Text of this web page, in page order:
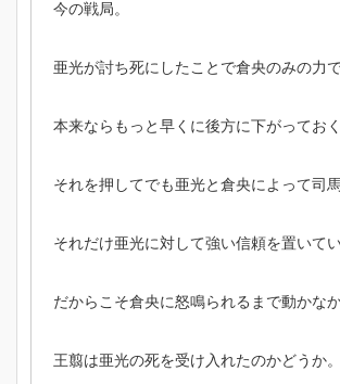
今の戦局。
亜光が討ち死にしたことで倉央のみの力
本来ならもっと早くに後方に下がってお
それを押してでも亜光と倉央によって司
それだけ亜光に対して強い信頼を置いて
だからこそ倉央に怒鳴られるまで動かな
王翦は亜光の死を受け入れたのかどうか。